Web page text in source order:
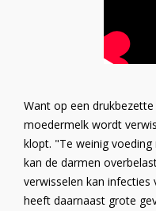
Want op een
moedermelk wordt
klopt. "Te weinig
kan de darmen
verwisselen kan
heeft daarnaast grote